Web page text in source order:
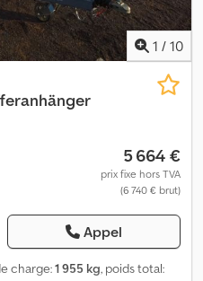
1 / 10
5 664 €
prix fixe hors TVA
(6 740 € brut)
Appel
charge:1 955 kg, poids total: